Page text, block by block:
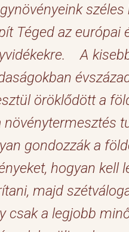
széles
Téged az európai
A
öröklődött a
növénytermesztés
gondozzák a
hogyan kell
majd
csak a legjobb